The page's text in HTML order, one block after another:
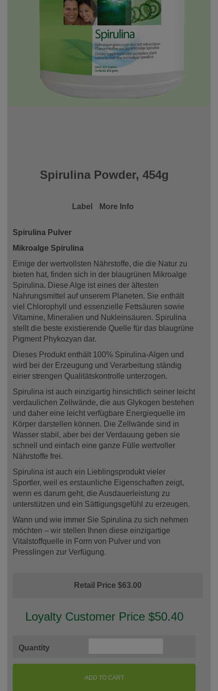
Spirulina Powder, 454g
Label More Info
Spirulina Pulver
Mikroalge Spirulina
Einige der wertvollsten Nährstoffe, die die Natur zu
bieten hat, finden sich in der blaugrünen Mikroalge
Spirulina. Diese Alge ist eines der ältesten
Nahrungsmittel auf unserem Planeten. Sie enthält
viel Chlorophyll und essenzielle Fettsäuren sowie
Vitamine, Mineralien und Nukleinsäuren. Spirulina
stellt die beste existierende Quelle für das blaugrüne
Pigment Phykozyan dar.
Dieses Produkt enthält 100% Spirulina-Algen und
wird bei der Erzeugung und Verarbeitung ständig
einer strengen Qualitätskontrolle unterzogen.
Spirulina ist auch einzigartig hinsichtlich seiner leicht
verdaulichen Zellwände, die aus Glykogen bestehen
und daher eine leicht verfügbare Energiequelle im
Körper darstellen können. Die Zellwände sind in
Wasser stabil, aber bei der Verdauung geben sie
schnell und einfach eine ganze Fülle wertvoller
Nährstoffe frei.
Spirulina ist auch ein Lieblingsprodukt vieler
Sportler, weil es erstaunliche Eigenschaften zeigt,
wenn es darum geht, die Ausdauerleistung zu
unterstützen und ein Sättigungsgefühl zu erzeugen.
Wann und wie immer Sie Spirulina zu sich nehmen
möchten – wir stellen Ihnen diese einzigartige
Vitalstoffquelle in Form von Pulver und von
Presslingen zur Verfügung.
Retail Price $63.00
Loyalty Customer Price $50.40
Quantity
ADD TO CART